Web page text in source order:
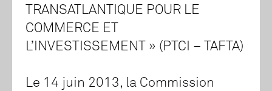
TRANSATLANTIQUE POUR LE
COMMERCE ET
L’INVESTISSEMENT » (PTCI – TAFTA)
Le 14 juin 2013, la Commission